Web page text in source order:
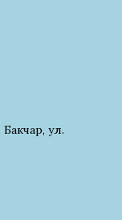
ул.